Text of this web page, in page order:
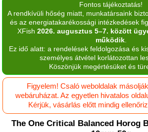
Fontos tájékoztatás!
A rendkívüli hőség miatt, munkatársaink
és az energiatakarékossági intézkedések
XFish 2026. augusztus 5–7. között
működik.
Ez idő alatt: a rendelések feldolgozása és
személyes átvétel korlátozottan
Köszönjük megértésüket és
Figyelem! Csaló weboldalak
webáruházat. Az egyetlen hivatalos
Kérjük, vásárlás előtt mindig
The One Critical Balanced Horog